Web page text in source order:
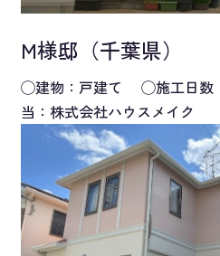
M様邸（千葉県）
◯建物：戸建て ◯施工日
当：株式会社ハウスメイク